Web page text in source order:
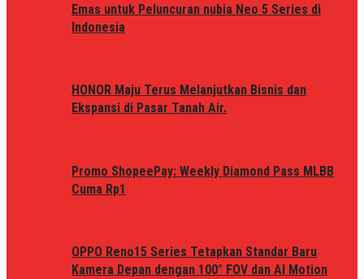
Emas untuk Peluncuran nubia Neo 5 Series di
Indonesia
HONOR Maju Terus Melanjutkan Bisnis dan
Ekspansi di Pasar Tanah Air.
Promo ShopeePay: Weekly Diamond Pass MLBB
Cuma Rp1
OPPO Reno15 Series Tetapkan Standar Baru
Kamera Depan dengan 100° FOV dan AI Motion